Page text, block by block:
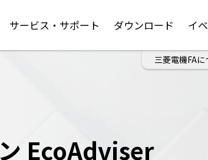
サービス・サポート ダウンロード イ
三菱電機FAに
EcoAdviser